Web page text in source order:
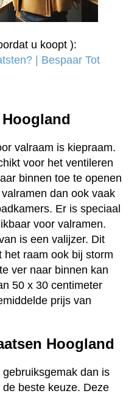
u koopt ):
| Bespaar Tot
valraam is kiepraam.
voor het ventileren
binnen toe te openen
dan ook vaak
Er is speciaal
voor valramen.
is een valijzer. Dit
het raam ook bij storm
ver naar binnen kan
50 x 30 centimeter
prijs van
Hoogland
dan is
beste keuze. Deze